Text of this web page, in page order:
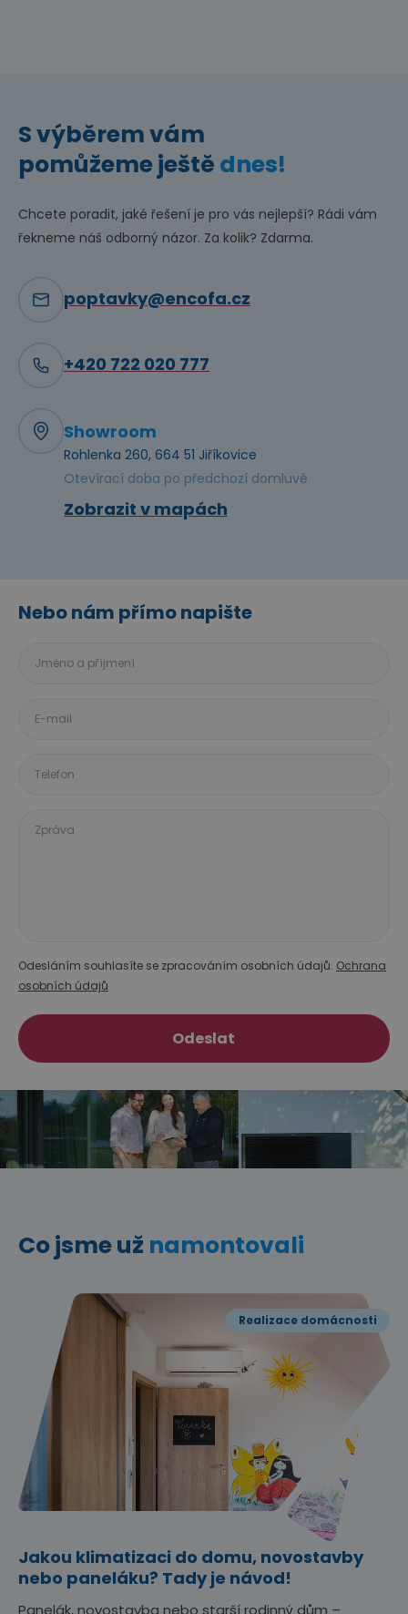
S výběrem vám
pomůžeme ještě dnes!
Chcete poradit, jaké řešení je pro vás nejlepší? Rádi vám
řekneme náš odborný názor. Za kolik? Zdarma.
poptavky@encofa.cz
+420 722 020 777
Showroom
Rohlenka 260, 664 51 Jiříkovice
Otevírací doba po předchozí domluvě
Zobrazit v mapách
Nebo nám přímo napište
Jméno
Zpráva
Odesláním souhlasíte se zpracováním osobních údajů. Ochrana
osobních údajů
Odeslat
Co jsme už namontovali
Realizace domácnosti
Jakou klimatizaci do domu, novostavby
nebo paneláku? Tady je návod!
Panelák, novostavba nebo starší rodinný dům –